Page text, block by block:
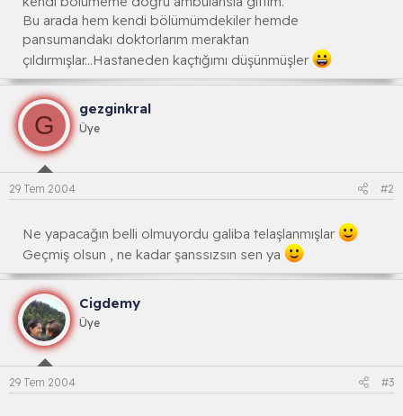
Bu arada hem kendi bölümümdekiler hemde
pansumandakı doktorlarım meraktan
çıldırmışlar...Hastaneden kaçtığımı düşünmüşler
G
gezginkral
Üye
29 Tem 2004 #2
Ne yapacağın belli olmuyordu galiba telaşlanmışlar
Geçmiş olsun , ne kadar şanssızsın sen ya
Cigdemy
Üye
29 Tem 2004 #3